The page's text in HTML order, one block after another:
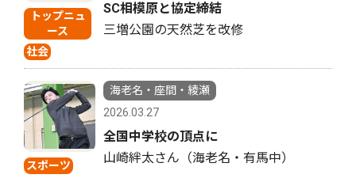
トップニュ
ース
社会
SC相模原と協定締結
三増公園の天然芝を改修
スポーツ
海老名・座間・綾瀬
2026.03.27
全国中学校の頂点に
山崎絆太さん（海老名・有馬中）